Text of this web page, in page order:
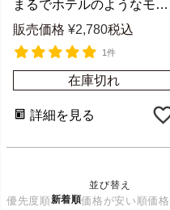
まるでホテルのようなモダンで上品な空間に格上げできるシンプルで洗練された天然石トラバーチンの小物入れトレー【MARVERA-マーヴェラ】トレイSサイズ [34653]
販売価格 ¥2,780税込
1件
在庫切れ
詳細を見る
並び替え
優先度順新着順価格が安い順価